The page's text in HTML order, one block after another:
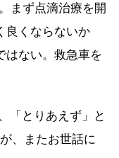
まず点滴治療を開
良くならないか
はない。救急車を
「とりあえず」と
、またお世話に